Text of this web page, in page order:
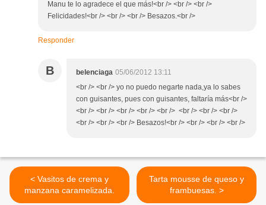
Manu te lo agradece el que más!<br /> <br /> <br />
Felicidades!<br /> <br /> <br /> Besazos.<br />
Responder
B belenciaga 05/06/2012 13:11
<br /> <br /> yo no puedo negarte nada,ya lo sabes
con guisantes, pues con guisantes, faltaría más<br />
<br /> <br /> <br /> <br /> <br /> <br /> <br /> <br />
<br /> <br /> <br /> Besazos!<br /> <br /> <br /> <br />
< Vasitos de crema y
manzana caramelizada.
Tarta mousse de queso y
frambuesas. >